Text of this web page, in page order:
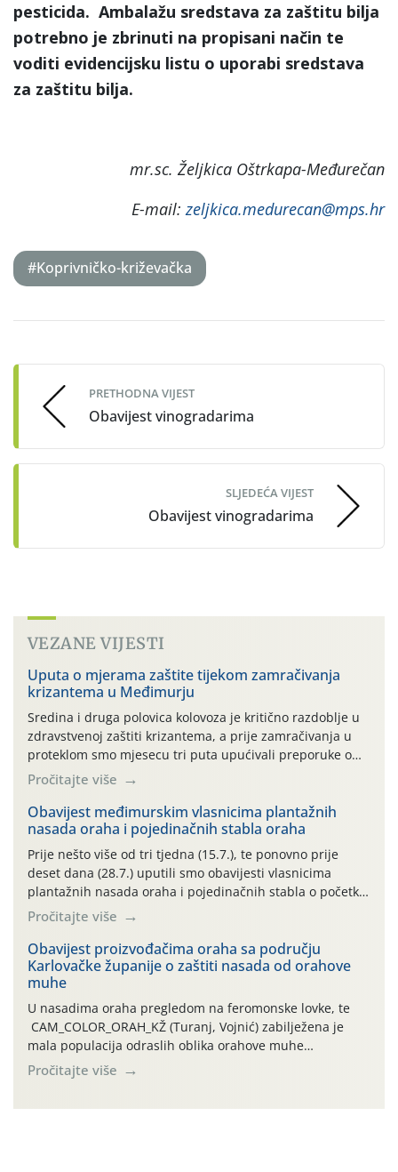
pesticida. Ambalažu sredstava za zaštitu bilja
potrebno je zbrinuti na propisani način te
voditi evidencijsku listu o uporabi sredstava
za zaštitu bilja.
mr.sc. Željkica Oštrkapa-Međurečan
E-mail: zeljkica.medurecan@mps.hr
#Koprivničko-križevačka
navigation
PRETHODNA VIJEST
Obavijest vinogradarima
SLJEDEĆA VIJEST
Obavijest vinogradarima
VEZANE VIJESTI
Uputa o mjerama zaštite tijekom zamračivanja
krizantema u Međimurju
Sredina i druga polovica kolovoza je kritično razdoblje u
zdravstvenoj zaštiti krizantema, a prije zamračivanja u
proteklom smo mjesecu tri puta upućivali preporuke o
preventivnim mjerama zaštite krizantema od najčešćih
uzročnika bolesti, štetnika i fito-fagnih grinja (23.7., 14.7.,
06.7.)! Na početku ovog mjeseca je zabilježeno je
povijesno i ekstremno vruće meteorološko razdoblje, uz
najviše temperature […]
Pročitajte više
Obavijest međimurskim vlasnicima plantažnih
nasada oraha i pojedinačnih stabla oraha
Prije nešto više od tri tjedna (15.7.), te ponovno prije
deset dana (28.7.) uputili smo obavijesti vlasnicima
plantažnih nasada oraha i pojedinačnih stabla o početku
leta i ovogodišnjoj potrebi usmjerenog suzbijanja
orahove muhe (Rhagoletis completa)! Već dvanaest dana
traje drugi ovogodišnji “toplinski udar”, koji naročito
izražen zadnja šest dana (31.7.-05.8.), jer najviše
temperature zraka svakodnevno […]
Pročitajte više
Obavijest proizvođačima oraha sa području
Karlovačke županije o zaštiti nasada od orahove
muhe
U nasadima oraha pregledom na feromonske lovke, te
CAM_COLOR_ORAH_KŽ (Turanj, Vojnić) zabilježena je
mala populacija odraslih oblika orahove muhe
(Rhagoletis completa). Niska brojnost može se objasniti
činjenicom da je riječ o mladim nasadima s vrlo malim
Pročitajte više